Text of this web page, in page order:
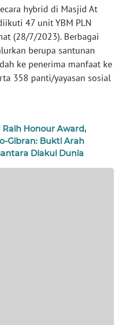
hybrid di Masjid At
47 unit YBM PLN
(28/7/2023). Berbagai
berupa santunan
ke penerima manfaat ke
358 panti/yayasan sosial
Raih Honour Award,
Gibran: Bukti Arah
Diakui Dunia